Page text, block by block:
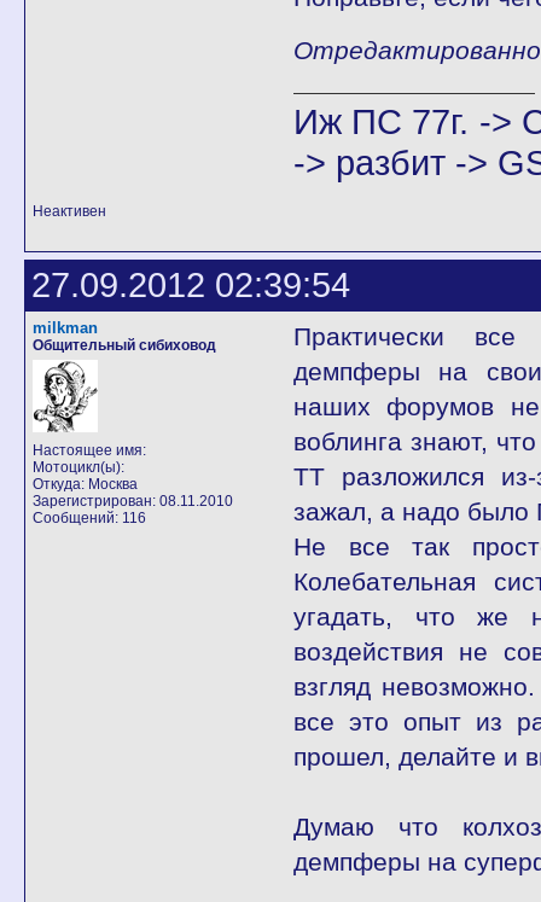
Иж ПС 77г. ->
-> разбит ->
Неактивен
27.09.2012 02:39:54
milkman
Общительный сибиховод
Настоящее имя:
Мотоцикл(ы):
Откуда: Москва
Зарегистрирован: 08.11.2010
Сообщений: 116
Практически все
демпферы на
наших форумов
воблинга знают,
ТТ разложился
зажал, а надо было
Не все так
Колебательная
угадать, что же
воздействия не
взгляд
все это опыт из
прошел, делайте и
Думаю что
демпферы на